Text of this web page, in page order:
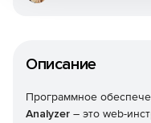
Описание
Программное
Analyzer – это web-